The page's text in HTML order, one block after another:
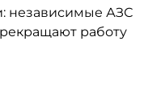
независимые АЗС
работу